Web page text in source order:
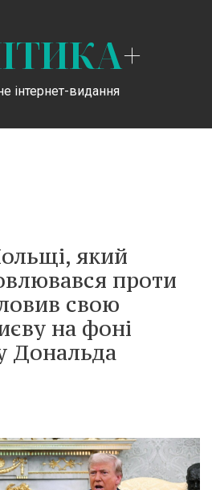
+
інтернет-видання
який
проти
свою
на фоні
Дональда